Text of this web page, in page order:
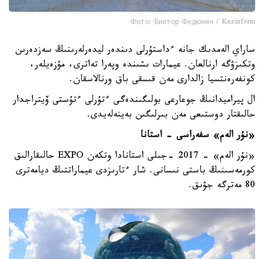
Фото: Виктор Федюнин / Kazinform
ساراي الەمدىك جانە ءداستۇرلى دىندەر ليدەرلەرىنىڭ سەزدەرىن
وتكىزۋگە ارنالعان. عيمارات ىشىندە وپەرا تەاترى، مۋزەيلەر،
كونفەرەنتسيا زالدارى مەن قىسقى باق ورنالاسقان.
ال پيراميدانىڭ جوعارعى بولىگىندەگى ءتۇرلى ءتۇستى ۆيتراجدار
حالىقتار دوستىعى مەن بىرلىگىن بەينەلەيدى.
«نۇر الەم» سفەراسى - استانا
«نۇر الەم» - 2017 -جىلى استانادا وتكەن EXPO حالىقارالىق
كورمەسىنىڭ باستى نىسانى. شار ءتارىزدى عيماراتتىڭ ديامەترى
80 مەترگە جۋىق.